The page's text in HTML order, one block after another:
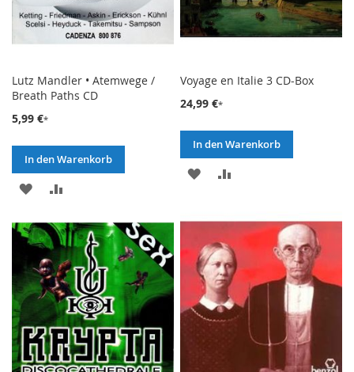
Lutz Mandler • Atemwege /
Breath Paths CD
5,99 €
In den Warenkorb
ZUR
HINZUFÜGEN
HINZUFÜGEN
Voyage en Italie 3 CD-Box
24,99 €
In den Warenkorb
ZUR
HINZUFÜGEN
HINZUFÜGEN